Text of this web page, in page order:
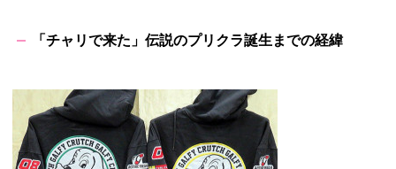
「チャリで来た」伝説のプリクラ誕生までの経緯